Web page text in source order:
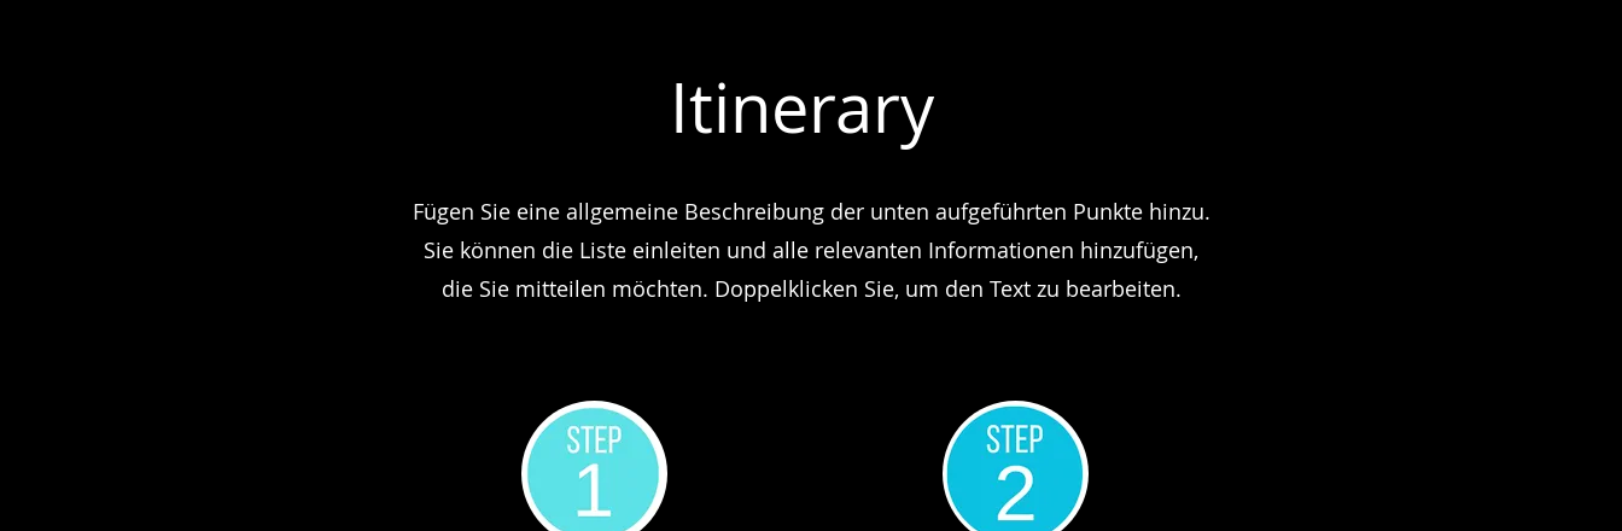
Itinerary
Fügen Sie eine allgemeine Beschreibung der unten aufgeführten Punkte hinzu.
Sie können die Liste einleiten und alle relevanten Informationen hinzufügen,
die Sie mitteilen möchten. Doppelklicken Sie, um den Text zu bearbeiten.